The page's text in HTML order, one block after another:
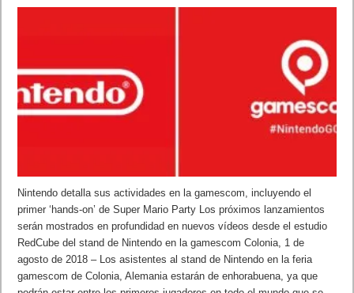
Nintendo detalla sus actividades en la gamescom, incluyendo el
primer ‘hands-on’ de Super Mario Party Los próximos lanzamientos
serán mostrados en profundidad en nuevos vídeos desde el estudio
RedCube del stand de Nintendo en la gamescom Colonia, 1 de
agosto de 2018 – Los asistentes al stand de Nintendo en la feria
gamescom de Colonia, Alemania estarán de enhorabuena, ya que